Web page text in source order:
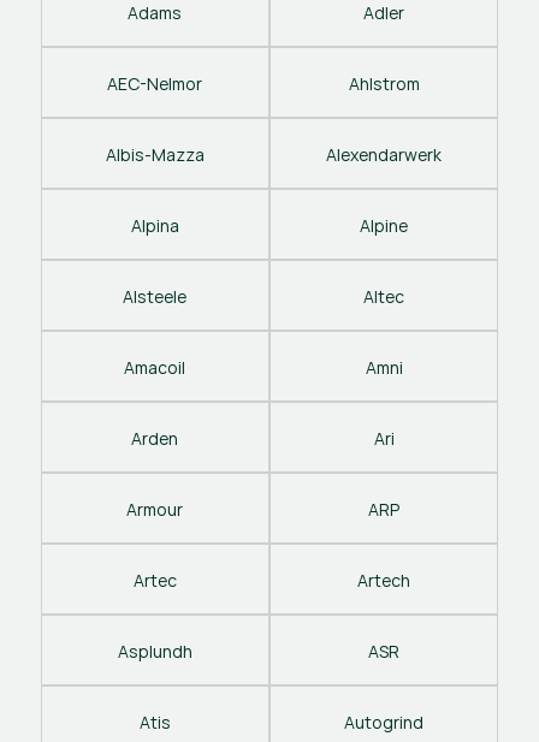
Adams Adler
AEC-Nelmor Ahlstrom
Albis-Mazza Alexendarwerk
Alpina Alpine
Alsteele Altec
Amacoil Amni
Arden Ari
Armour ARP
Artec Artech
Asplundh ASR
Atis Autogrind